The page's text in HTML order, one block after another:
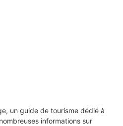
un guide de tourisme dédié à
informations sur